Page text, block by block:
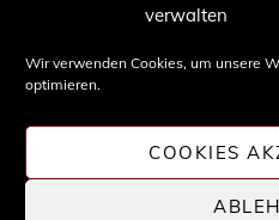
verwalten
Wir verwenden Cookies, um unsere
optimieren.
COOKIES
Weiterverwendung nur
STONE PROG.